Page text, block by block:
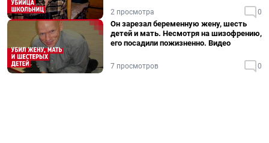
2 просмотра 0
Он зарезал беременную жену, шесть
детей и мать. Несмотря на шизофрению,
его посадили пожизненно. Видео
7 просмотров 0